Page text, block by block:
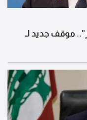
موقف جديد لـ